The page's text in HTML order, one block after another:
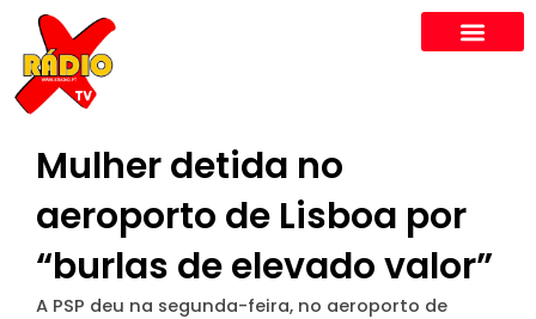
content
Mulher detida no
aeroporto de Lisboa por
“burlas de elevado valor”
A PSP deu na segunda-feira, no aeroporto de